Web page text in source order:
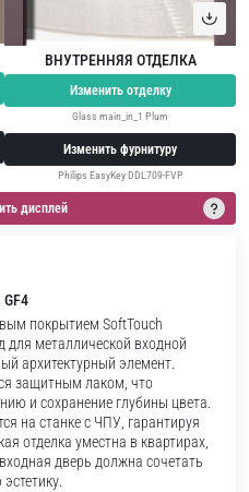
ВНУТРЕННЯЯ ОТДЕЛКА
Изменить отделку
Glass main_in_1 Plum
Изменить фурнитуру
Philips EasyKey DDL709-FVP
дисплей
покрытием SoftTouch
металлической входной
архитектурный элемент.
защитным лаком, что
и сохранение глубины цвета.
на станке с ЧПУ, гарантируя
отделка уместна в квартирах,
дверь должна сочетать